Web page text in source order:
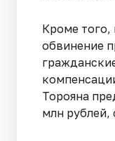
Кроме того,
обвинение
Торояна
млн рублей,